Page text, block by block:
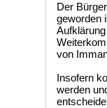
Der
geworden
von
Insofern
werden